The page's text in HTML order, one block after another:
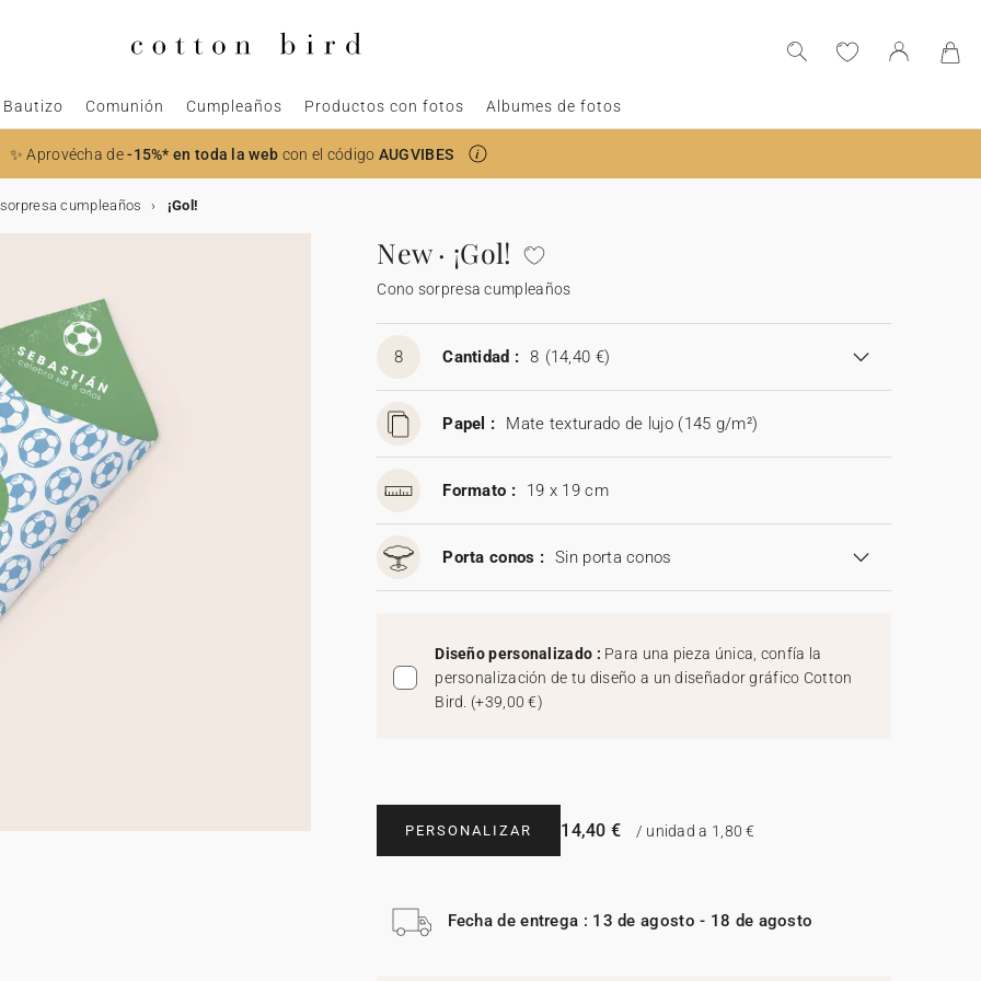
Bautizo Comunión Cumpleaños Productos con fotos Albumes de fotos
✨ Aprovécha de-15%* en toda la web con el código AUGVIBES
cumpleaños ¡Gol!
New · ¡Gol!
Cono sorpresa cumpleaños
8 Cantidad : 8 (14,40 €)
Papel : Mate texturado de lujo (145 g/m²)
Formato : 19 x 19 cm
Porta conos : Sin porta conos
Diseño personalizado : Para una pieza única, confía la
personalización de tu diseño a un diseñador gráfico Cotton
Bird. (+39,00 €)
PERSONALIZAR 14,40 € / unidad a 1,80 €
Fecha de entrega : 13 de agosto - 18 de agosto